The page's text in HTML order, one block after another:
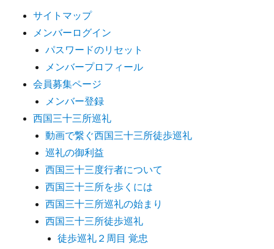
サイトマップ
メンバーログイン
パスワードのリセット
メンバープロフィール
会員募集ページ
メンバー登録
西国三十三所巡礼
動画で繋ぐ西国三十三所徒歩巡礼
巡礼の御利益
西国三十三度行者について
西国三十三所を歩くには
西国三十三所巡礼の始まり
西国三十三所徒歩巡礼
徒歩巡礼２周目 覚忠